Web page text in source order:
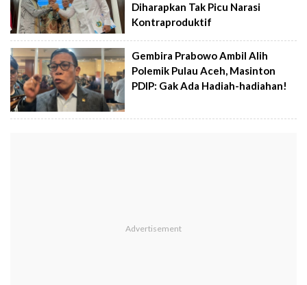
Diharapkan Tak Picu Narasi
Kontraproduktif
Gembira Prabowo Ambil Alih
Polemik Pulau Aceh, Masinton
PDIP: Gak Ada Hadiah-hadiahan!